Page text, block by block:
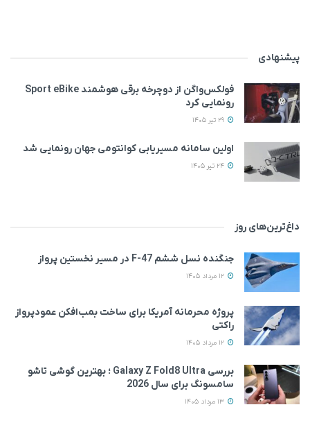
پیشنهادی
فولکس‌واگن از دوچرخه برقی هوشمند Sport eBike
رونمایی کرد
اولین سامانه مسیریابی کوانتومی جهان رونمایی شد
داغ‌ترین‌های روز
جنگنده نسل ششم F-47 در مسیر نخستین پرواز
پروژه محرمانه آمریکا برای ساخت بمب‌افکن عمودپرواز
راکتی
بررسی Galaxy Z Fold8 Ultra ؛ بهترین گوشی تاشو
سامسونگ برای سال 2026